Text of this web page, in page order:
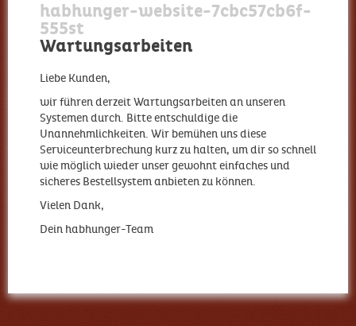
habhunger-website-7cbc57cb6f-
555st
Wartungsarbeiten
Liebe Kunden,
wir führen derzeit Wartungsarbeiten an unseren
Systemen durch. Bitte entschuldige die
Unannehmlichkeiten. Wir bemühen uns diese
Serviceunterbrechung kurz zu halten, um dir so schnell
wie möglich wieder unser gewohnt einfaches und
sicheres Bestellsystem anbieten zu können.
Vielen Dank,
Dein habhunger-Team